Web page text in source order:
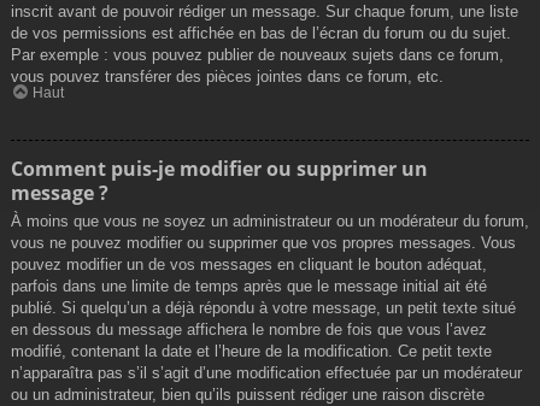
inscrit avant de pouvoir rédiger un message. Sur chaque forum, une liste
de vos permissions est affichée en bas de l’écran du forum ou du sujet.
Par exemple : vous pouvez publier de nouveaux sujets dans ce forum,
vous pouvez transférer des pièces jointes dans ce forum, etc.
Haut
Comment puis-je modifier ou supprimer un
message ?
À moins que vous ne soyez un administrateur ou un modérateur du forum,
vous ne pouvez modifier ou supprimer que vos propres messages. Vous
pouvez modifier un de vos messages en cliquant le bouton adéquat,
parfois dans une limite de temps après que le message initial ait été
publié. Si quelqu’un a déjà répondu à votre message, un petit texte situé
en dessous du message affichera le nombre de fois que vous l’avez
modifié, contenant la date et l’heure de la modification. Ce petit texte
n’apparaîtra pas s’il s’agit d’une modification effectuée par un modérateur
ou un administrateur, bien qu’ils puissent rédiger une raison discrète